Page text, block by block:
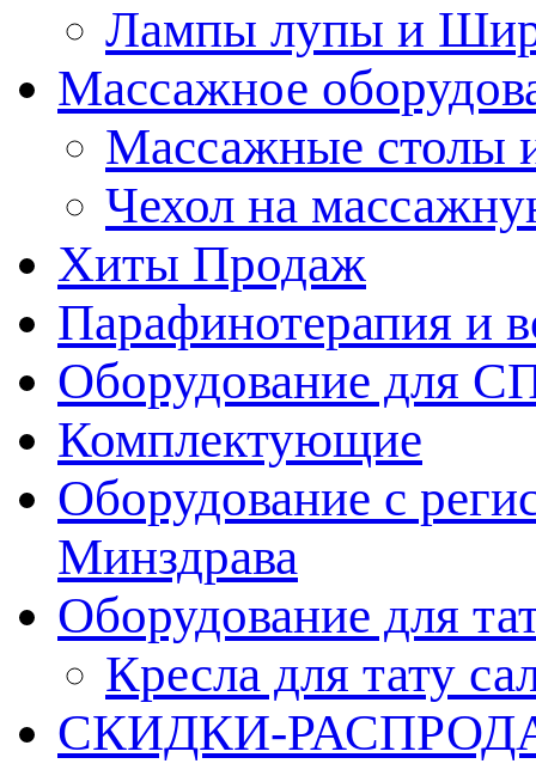
Лампы лупы и
Массажное
Массажные столы
Чехол на
Хиты Продаж
Парафинотерапия и
Оборудование для
Комплектующие
Оборудование с
Минздрава
Оборудование для
Кресла для тату
СКИДКИ-